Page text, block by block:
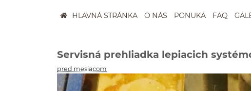
HLAVNÁ STRÁNKA O NÁS PONUKA FAQ
Servisná prehliadka lepiacich
pred mesiacom